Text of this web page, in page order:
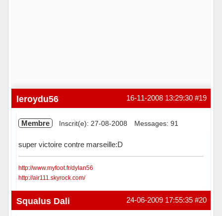
#19
16-11-2008 13:29:30
leroydu56
Membre Inscrit(e): 27-08-2008 Messages: 91
super victoire contre marseille:D
http://www.myfoot.fr/dylan56
http://air111.skyrock.com/
Hors ligne #20
24-06-2009 17:55:35
Squalus Dali